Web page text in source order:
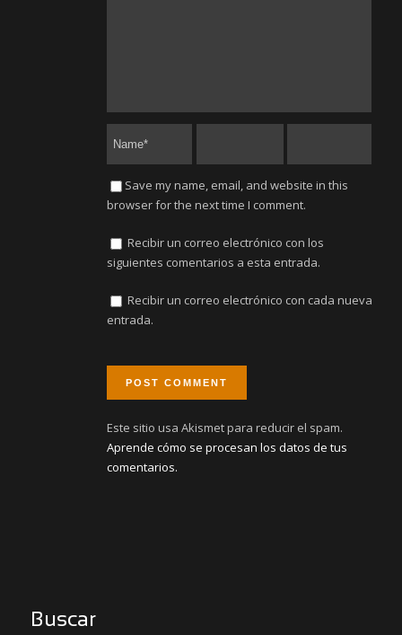
Save my name, email, and website in this
browser for the next time I comment.
Recibir un correo electrónico con los
siguientes comentarios a esta entrada.
Recibir un correo electrónico con cada nueva
entrada.
Este sitio usa Akismet para reducir el spam.
Aprende cómo se procesan los datos de tus
comentarios.
Buscar